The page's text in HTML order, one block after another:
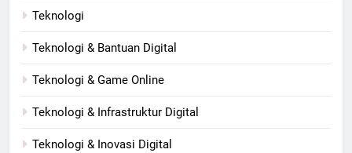
Teknologi
Teknologi & Bantuan Digital
Teknologi & Game Online
Teknologi & Infrastruktur Digital
Teknologi & Inovasi Digital